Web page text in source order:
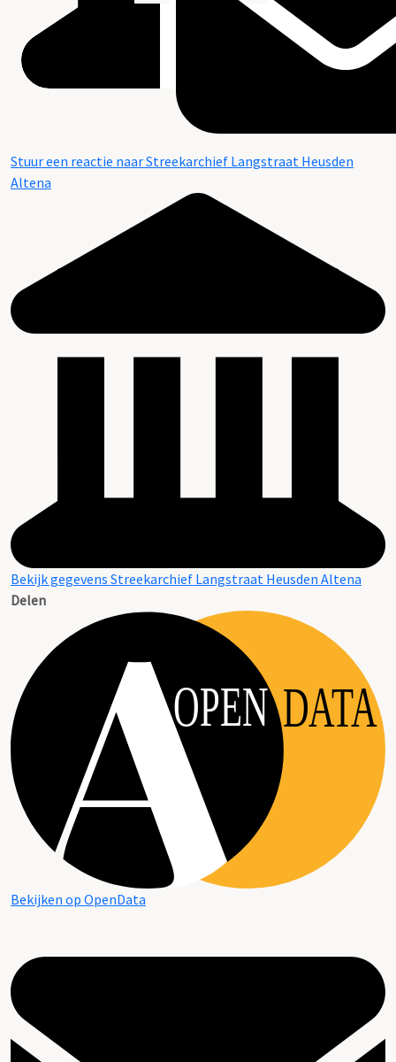
Stuur een reactie naar Streekarchief Langstraat Heusden
Altena
Bekijk gegevens Streekarchief Langstraat Heusden Altena
Delen
OPEN DATA
Bekijken op OpenData